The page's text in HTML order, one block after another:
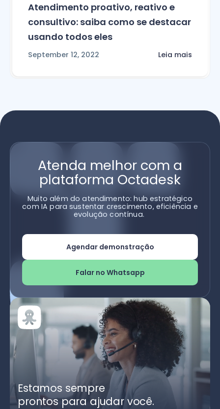
Atendimento proativo, reativo e
consultivo: saiba como se destacar
usando todos eles
September 12, 2022 Leia mais
Atenda melhor com a
plataforma Octadesk
Muito além do atendimento: hub estratégico
com IA para sustentar crescimento, eficiência e
evolução contínua.
Agendar demonstração
Falar no Whatsapp
Estamos sempre
prontos para ajudar você.